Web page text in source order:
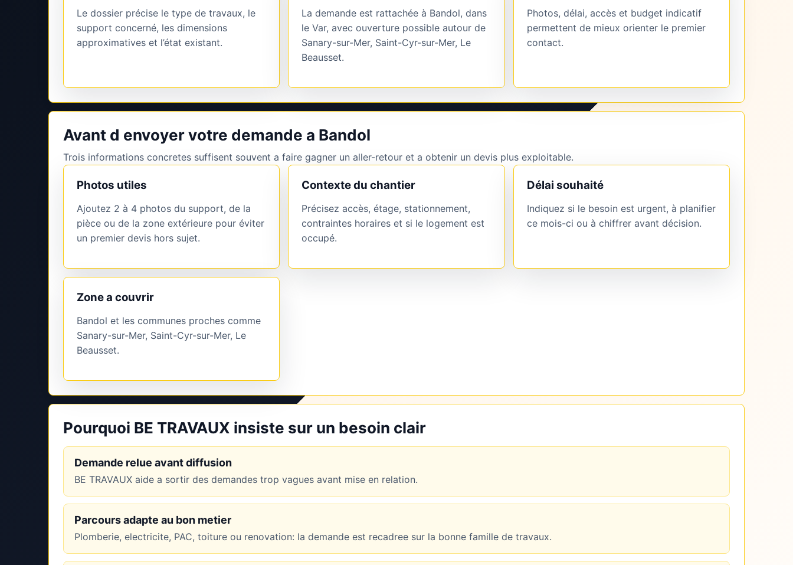
Le dossier précise le type de travaux, le
support concerné, les dimensions
approximatives et l’état existant.
La demande est rattachée à Bandol, dans
le Var, avec ouverture possible autour de
Sanary-sur-Mer, Saint-Cyr-sur-Mer, Le
Beausset.
Photos, délai, accès et budget indicatif
permettent de mieux orienter le premier
contact.
Avant d envoyer votre demande a Bandol
Trois informations concretes suffisent souvent a faire gagner un aller-retour et a obtenir un devis plus exploitable.
Photos utiles
Ajoutez 2 à 4 photos du support, de la
pièce ou de la zone extérieure pour éviter
un premier devis hors sujet.
Contexte du chantier
Précisez accès, étage, stationnement,
contraintes horaires et si le logement est
occupé.
Délai souhaité
Indiquez si le besoin est urgent, à planifier
ce mois-ci ou à chiffrer avant décision.
Zone a couvrir
Bandol et les communes proches comme
Sanary-sur-Mer, Saint-Cyr-sur-Mer, Le
Beausset.
Pourquoi BE TRAVAUX insiste sur un besoin clair
Demande relue avant diffusion
BE TRAVAUX aide a sortir des demandes trop vagues avant mise en relation.
Parcours adapte au bon metier
Plomberie, electricite, PAC, toiture ou renovation: la demande est recadree sur la bonne famille de travaux.